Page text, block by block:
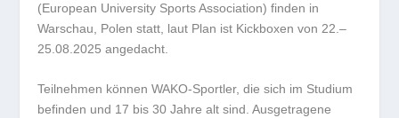
(European University Sports Association) finden in
Warschau, Polen statt, laut Plan ist Kickboxen von 22.–
25.08.2025 angedacht.
Teilnehmen können WAKO-Sportler, die sich im Studium
befinden und 17 bis 30 Jahre alt sind. Ausgetragene